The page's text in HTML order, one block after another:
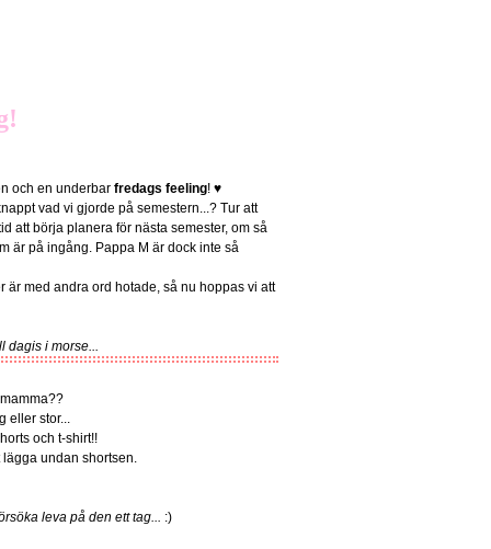
och en underbar fredags feeling! ♥
vad vi gjorde på semestern...? Tur att
att börja planera för nästa semester, om så
är på ingång. Pappa M är dock inte så
är med andra ord hotade, så nu hoppas vi att
dagis i morse...
eller stor...
och t-shirt!!
undan shortsen.
leva på den ett tag... :)